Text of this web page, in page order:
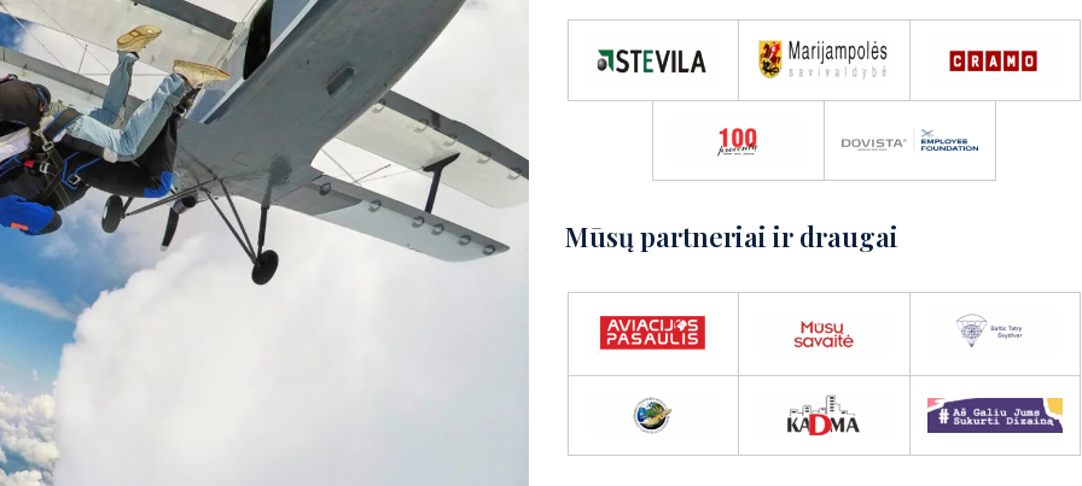
Mūsų partneriai ir draugai